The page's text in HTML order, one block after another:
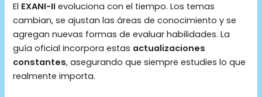
El EXANI-II evoluciona con el tiempo. Los temas
cambian, se ajustan las áreas de conocimiento y se
agregan nuevas formas de evaluar habilidades. La
guía oficial incorpora estas actualizaciones
constantes, asegurando que siempre estudies lo que
realmente importa.